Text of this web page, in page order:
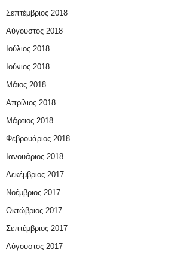
Σεπτέμβριος 2018
Αύγουστος 2018
Ιούλιος 2018
Ιούνιος 2018
Μάιος 2018
Απρίλιος 2018
Μάρτιος 2018
Φεβρουάριος 2018
Ιανουάριος 2018
Δεκέμβριος 2017
Νοέμβριος 2017
Οκτώβριος 2017
Σεπτέμβριος 2017
Αύγουστος 2017